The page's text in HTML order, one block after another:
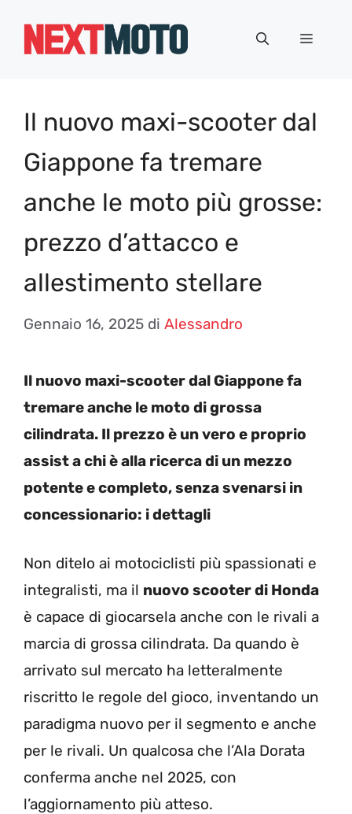
Menu
Il nuovo maxi-scooter dal
Giappone fa tremare
anche le moto più grosse:
prezzo d’attacco e
allestimento stellare
Gennaio 16, 2025 di Alessandro
Il nuovo maxi-scooter dal Giappone fa
tremare anche le moto di grossa
cilindrata. Il prezzo è un vero e proprio
assist a chi è alla ricerca di un mezzo
potente e completo, senza svenarsi in
concessionario: i dettagli
Non ditelo ai motociclisti più spassionati e
integralisti, ma il nuovo scooter di Honda
è capace di giocarsela anche con le rivali a
marcia di grossa cilindrata. Da quando è
arrivato sul mercato ha letteralmente
riscritto le regole del gioco, inventando un
paradigma nuovo per il segmento e anche
per le rivali. Un qualcosa che l’Ala Dorata
conferma anche nel 2025, con
l’aggiornamento più atteso.